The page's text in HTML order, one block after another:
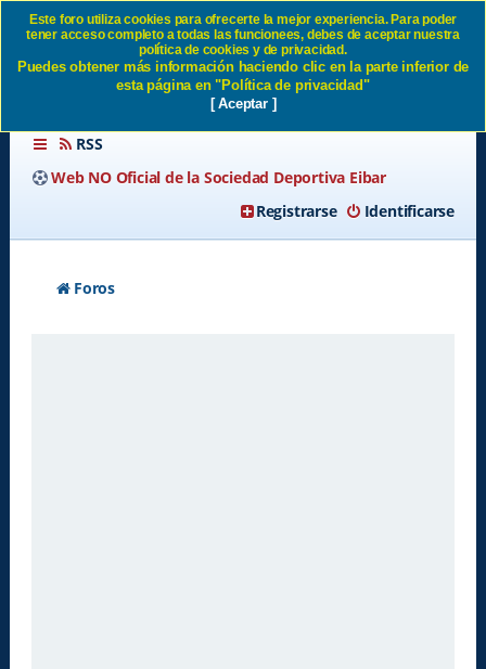
Borrar todas las cookies del
Sitio SD Eibar
RSS
Web NO Oficial de la Sociedad Deportiva Eibar
Identificarse
Registrarse
Foros
Este foro utiliza cookies para ofrecerte la mejor experiencia. Para poder
tener acceso completo a todas las funcionees, debes de aceptar nuestra
política de cookies y de privacidad.
Puedes obtener más información haciendo clic en la parte inferior de
esta página en "Política de privacidad"
[ Aceptar ]